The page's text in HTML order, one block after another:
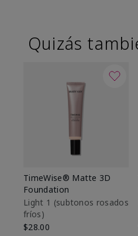
Quizás
TimeWise® Matte 3D
Foundation
Light 1​ (subtonos rosados
fríos)
$28.00